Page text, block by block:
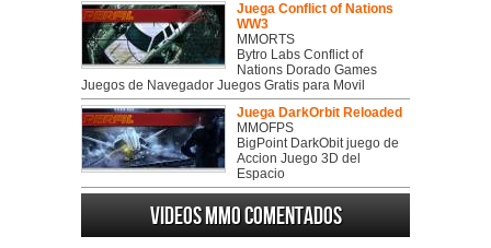
Juega Conflict of Nations
WW3
MMORTS
Bytro Labs Conflict of
Nations Dorado Games
Juegos de Navegador Juegos Gratis para Movil
Juega DarkOrbit Reloaded
MMOFPS
BigPoint DarkObit juego de
Accion Juego 3D del
Espacio
Videos MMO Comentados